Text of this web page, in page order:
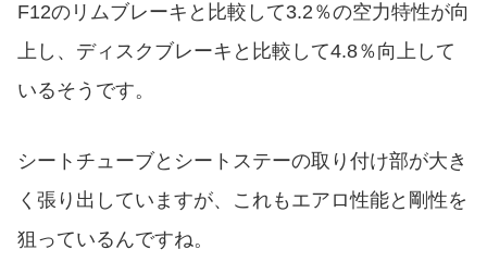
F12のリムブレーキと比較して3.2％の空力特性が向
上し、ディスクブレーキと比較して4.8％向上して
いるそうです。
シートチューブとシートステーの取り付け部が大き
く張り出していますが、これもエアロ性能と剛性を
狙っているんですね。